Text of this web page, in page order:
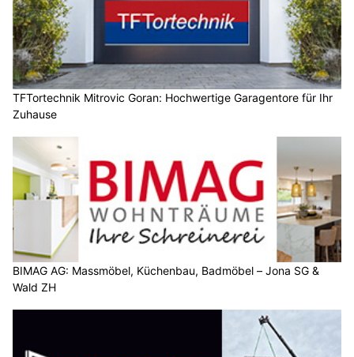
TFTortechnik Mitrovic Goran: Hochwertige Garagentore für Ihr
Zuhause
BIMAG AG: Massmöbel, Küchenbau, Badmöbel – Jona SG &
Wald ZH